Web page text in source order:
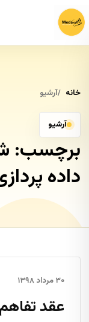
خانه آرشیو
آرشیو
برچسب:
داده
۳۰ مرداد ۱۳۹۸
عقد